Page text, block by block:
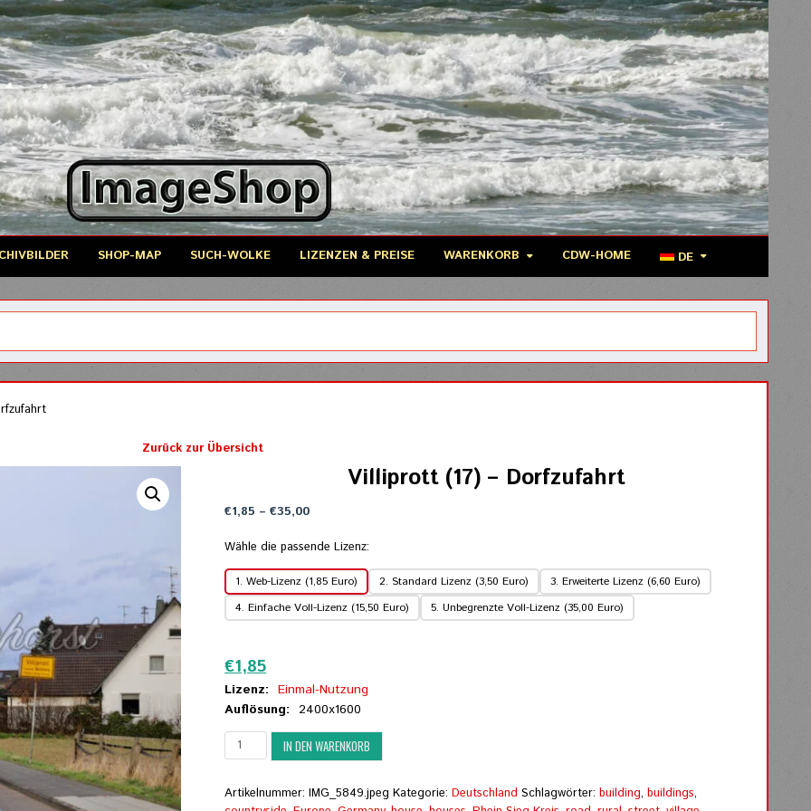
SHOP-MAP SUCH-WOLKE LIZENZEN & PREISE WARENKORB CDW-HOME DE
Zurück zur Übersicht
Villiprott (17) – Dorfzufahrt
€1,85 –€35,00Preisspanne:
bis
€35,00
Wähle die passende Lizenz:
1. Web-Lizenz (1,85 Euro) 2. Standard Lizenz (3,50 Euro)
3. Erweiterte Lizenz (6,60 Euro)
4. Einfache Voll-Lizenz (15,50 Euro)
5. Unbegrenzte Voll-Lizenz (35,00 Euro)
€1,85
Lizenz: Einmal-Nutzung
Auflösung: 2400x1600
Villiprott
(17)
Dorfzufahrt
IN DEN WARENKORB
Artikelnummer:IMG_5849.jpeg Kategorie:Deutschland Schlagwörter:building,buildings,